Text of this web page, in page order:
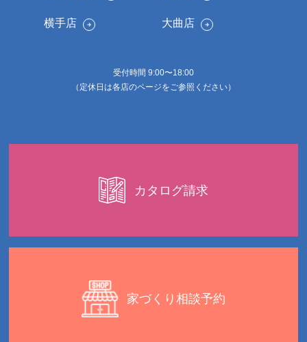
横手店 大曲店
受付時間 9:00〜18:00
（定休日は各店のページをご参照ください）
カタログ請求
家づくり相談予約